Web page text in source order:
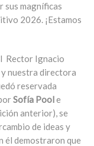
sus magníficas
2026. ¡Estamos
Rector Ignacio
nuestra directora
reservada
Sofía Poole
anterior), se
de ideas y
él demostraron que